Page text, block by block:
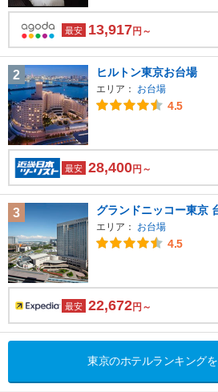
最安 13,917円～
2 ヒルトン東京お台場
エリア： お台場
4.5
最安 28,400円～
3 グランドニッコー東京
エリア： お台場
4.5
最安 22,672円～
東京のホテルランキング